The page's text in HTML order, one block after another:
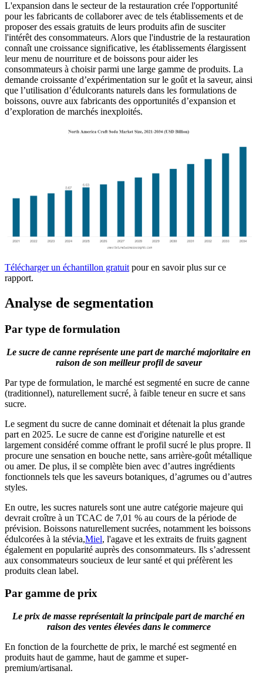
L'expansion dans le secteur de la restauration crée l'opportunité
pour les fabricants de collaborer avec de tels établissements et de
proposer des essais gratuits de leurs produits afin de susciter
l'intérêt des consommateurs. Alors que l'industrie de la restauration
connaît une croissance significative, les établissements élargissent
leur menu de nourriture et de boissons pour aider les
consommateurs à choisir parmi une large gamme de produits. La
demande croissante d’expérimentation sur le goût et la saveur, ainsi
que l’utilisation d’édulcorants naturels dans les formulations de
boissons, ouvre aux fabricants des opportunités d’expansion et
d’exploration de marchés inexploités.
Télécharger un échantillon gratuit pour en savoir plus sur ce
rapport.
Analyse de segmentation
Par type de formulation
Le sucre de canne représente une part de marché majoritaire en
raison de son meilleur profil de saveur
Par type de formulation, le marché est segmenté en sucre de canne
(traditionnel), naturellement sucré, à faible teneur en sucre et sans
sucre.
Le segment du sucre de canne dominait et détenait la plus grande
part en 2025. Le sucre de canne est d'origine naturelle et est
largement considéré comme offrant le profil sucré le plus propre. Il
procure une sensation en bouche nette, sans arrière-goût métallique
ou amer. De plus, il se complète bien avec d’autres ingrédients
fonctionnels tels que les saveurs botaniques, d’agrumes ou d’autres
styles.
En outre, les sucres naturels sont une autre catégorie majeure qui
devrait croître à un TCAC de 7,01 % au cours de la période de
prévision. Boissons naturellement sucrées, notamment les boissons
édulcorées à la stévia,Miel, l'agave et les extraits de fruits gagnent
également en popularité auprès des consommateurs. Ils s’adressent
aux consommateurs soucieux de leur santé et qui préfèrent les
produits clean label.
Par gamme de prix
Le prix de masse représentait la principale part de marché en
raison des ventes élevées dans le commerce
En fonction de la fourchette de prix, le marché est segmenté en
produits haut de gamme, haut de gamme et super-
premium/artisanal.